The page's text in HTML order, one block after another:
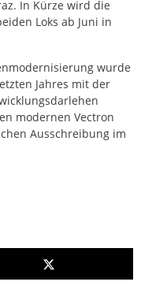
In Kürze wird die
Loks ab Juni in
wurde
Jahres mit der
modernen Vectron
Ausschreibung im